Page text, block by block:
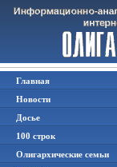
Главная
Новости
Досье
100 строк
Олигархические семьи